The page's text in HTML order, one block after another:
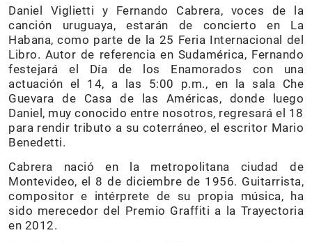
Daniel Viglietti y Fernando Cabrera, voces de la
canción uruguaya, estarán de concierto en La
Habana, como parte de la 25 Feria Internacional del
Libro. Autor de referencia en Sudamérica, Fernando
festejará el Día de los Enamorados con una
actuación el 14, a las 5:00 p.m., en la sala Che
Guevara de Casa de las Américas, donde luego
Daniel, muy conocido entre nosotros, regresará el 18
para rendir tributo a su coterráneo, el escritor Mario
Benedetti.
Cabrera nació en la metropolitana ciudad de
Montevideo, el 8 de diciembre de 1956. Guitarrista,
compositor e intérprete de su propia música, ha
sido merecedor del Premio Graffiti a la Trayectoria
en 2012.